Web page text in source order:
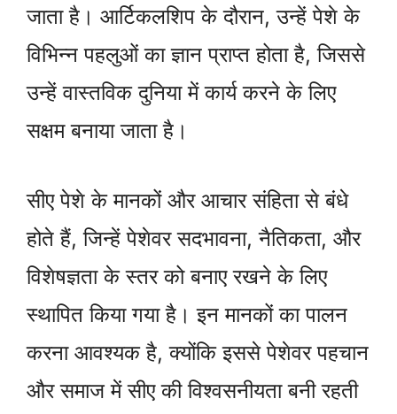
जाता है। आर्टिकलशिप के दौरान, उन्हें पेशे के
विभिन्न पहलुओं का ज्ञान प्राप्त होता है, जिससे
उन्हें वास्तविक दुनिया में कार्य करने के लिए
सक्षम बनाया जाता है।
सीए पेशे के मानकों और आचार संहिता से बंधे
होते हैं, जिन्हें पेशेवर सदभावना, नैतिकता, और
विशेषज्ञता के स्तर को बनाए रखने के लिए
स्थापित किया गया है। इन मानकों का पालन
करना आवश्यक है, क्योंकि इससे पेशेवर पहचान
और समाज में सीए की विश्वसनीयता बनी रहती